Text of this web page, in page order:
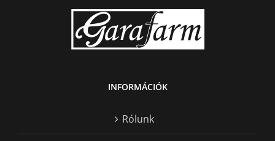
INFORMÁCIÓK
Rólunk